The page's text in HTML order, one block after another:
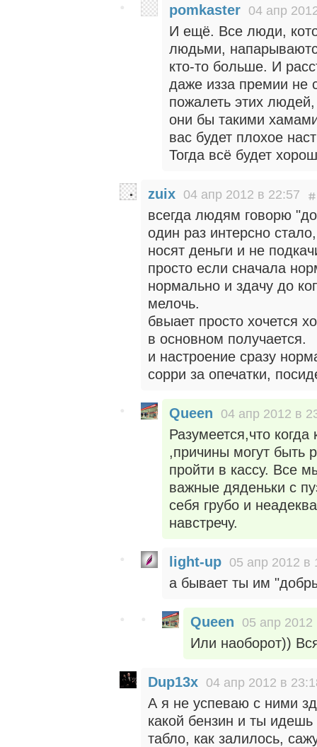
pomkaster 04 апр
И ещё. Все люди,
людьми,
кто-то больше. И
даже изза премии не
пожалеть этих
они бы такими
вас будет плохое
Тогда всё будет
zuix 04 апр 2012 в 22:57
всегда людям говорю
один раз интерсно
носят деньги и не
просто если сначала
нормально и здачу до
мелочь.
бвыает просто хочется
в основном получается.
и настроение сразу
сорри за опечатки,
Queen 04 апр 2012 в
Разумеется,что
,причины могут быть
пройти в кассу. Все
важные дяденьки с
себя грубо и
навстречу.
light-up 05 апр 2012 в
а бывает ты им
Queen 05 апр 2012
Или наоборот))
Dup13x 04 апр 2012 в
А я не успеваю с ними
какой бензин и ты
табло, как залилось,